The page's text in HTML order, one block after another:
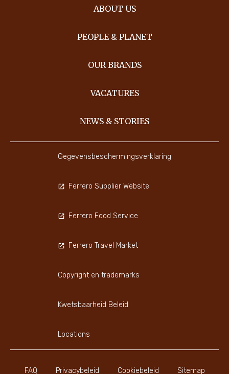
ABOUT US
PEOPLE & PLANET
OUR BRANDS
VACATURES
NEWS & STORIES
FAQ Privacybeleid Cookiebeleid Sitemap
Gegevensbeschermingsverklaring
Ferrero Supplier Website
Ferrero Food Service
Ferrero Travel Market
Copyright en trademarks
Kwetsbaarheid Beleid
Locations